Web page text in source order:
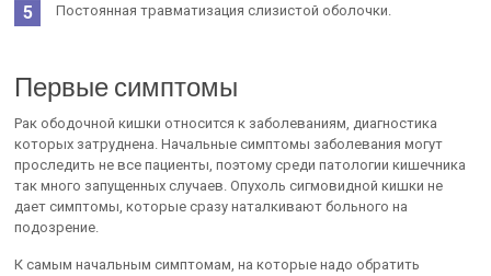
Постоянная травматизация слизистой оболочки.
Первые симптомы
Рак ободочной кишки относится к заболеваниям, диагностика
которых затруднена. Начальные симптомы заболевания могут
проследить не все пациенты, поэтому среди патологии кишечника
так много запущенных случаев. Опухоль сигмовидной кишки не
дает симптомы, которые сразу наталкивают больного на
подозрение.
К самым начальным симптомам, на которые надо обратить